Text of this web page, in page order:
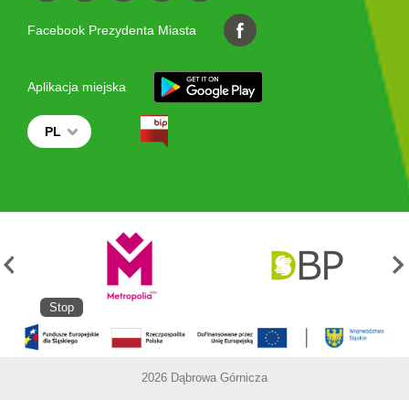
Facebook Prezydenta Miasta
Aplikacja miejska
PL
Stop
2026 Dąbrowa Górnicza